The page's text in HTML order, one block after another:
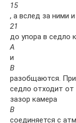
15
, а вслед за ними
21
до упора в седло
А
и
В
разобщаются.
седло отходит от
зазор камера
В
соединяется с